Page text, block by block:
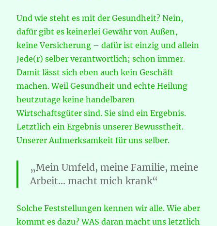
Und wie steht es mit der Gesundheit? Nein,
dafür gibt es keinerlei Gewähr von Außen,
keine Versicherung – dafür ist einzig und allein
Jede(r) selber verantwortlich; schon immer.
Damit lässt sich eben auch kein Geschäft
machen. Weil Gesundheit und echte Heilung
heutzutage keine handelbaren
Wirtschaftsgüter sind. Sie sind ein Ergebnis.
Letztlich ein Ergebnis unserer Bewusstheit.
Unserer Aufmerksamkeit für uns selber.
„Mein Umfeld, meine Familie, meine
Arbeit… macht mich krank“
Solche Feststellungen kennen wir alle. Wie aber
kommt es dazu? WAS daran macht uns letztlich